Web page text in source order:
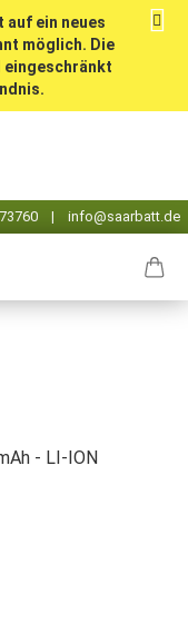
auf ein neues
möglich. Die
eingeschränkt
- LI-ION